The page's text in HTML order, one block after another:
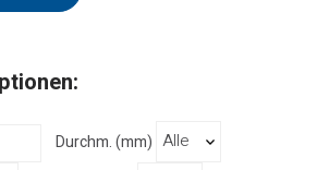
Durchm. (mm)